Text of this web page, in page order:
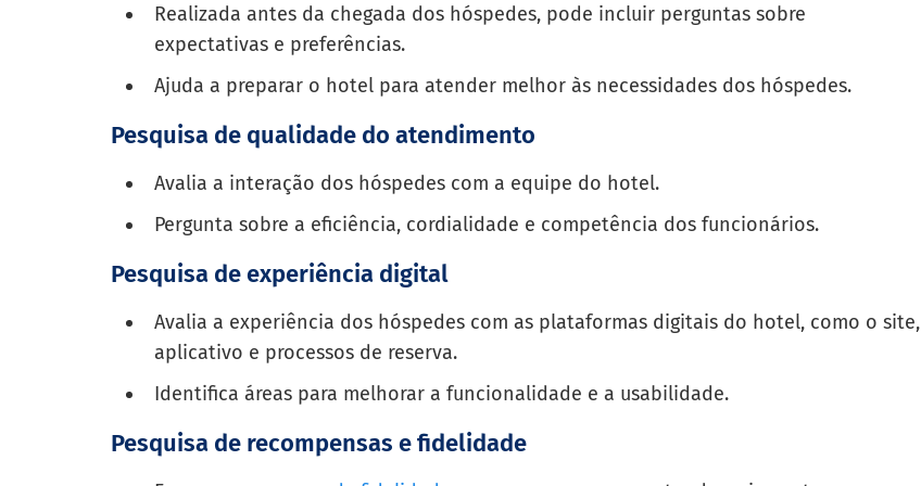
Realizada antes da chegada dos hóspedes, pode incluir perguntas sobre
expectativas e preferências.
Ajuda a preparar o hotel para atender melhor às necessidades dos hóspedes.
Pesquisa de qualidade do atendimento
Avalia a interação dos hóspedes com a equipe do hotel.
Pergunta sobre a eficiência, cordialidade e competência dos funcionários.
Pesquisa de experiência digital
Avalia a experiência dos hóspedes com as plataformas digitais do hotel, como o site,
aplicativo e processos de reserva.
Identifica áreas para melhorar a funcionalidade e a usabilidade.
Pesquisa de recompensas e fidelidade